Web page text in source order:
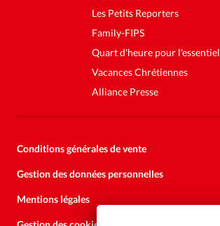
Les Petits Reporters
Family-FIPS
Quart d'heure pour l'essentiel
Vacances Chrétiennes
Alliance Presse
Conditions générales de vente
Gestion des données personnelles
Mentions légales